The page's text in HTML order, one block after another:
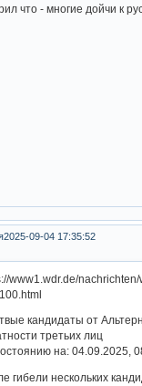
что - многие дойчи к
2025-09-04 17:35:52
www1.wdr.de/
кандидаты от
третьих лиц
на: 04.09.2025,
гибели нескольких